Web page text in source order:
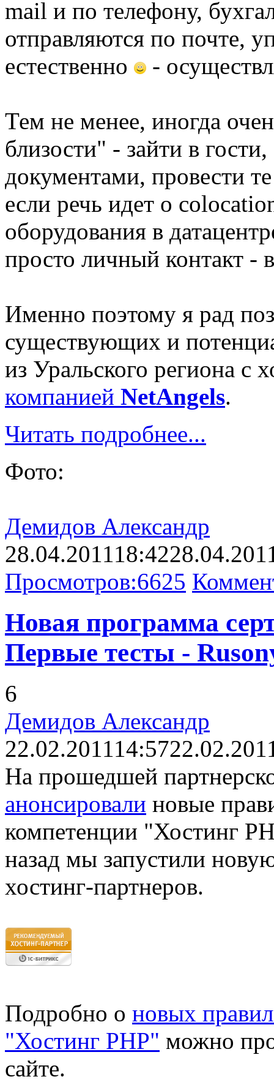
mail и по телефону,
отправляются по почте,
естественно
-
Тем не менее, иногда
близости" - зайти в
документами, провести
если речь идет о
оборудования в
просто личный контакт -
Именно поэтому я рад
существующих и
из Уральского региона с
компанией NetAngels.
Читать подробнее...
Фото:
Демидов Александр
28.04.201118:42
Просмотров:6625
Новая программа
Первые тесты -
6
Демидов Александр
22.02.2011 14:57
На прошедшей
анонсировали новые
компетенции "Хостинг
назад мы запустили
хостинг-партнеров.
Подробно о новых
"Хостинг PHP" можно
сайте.